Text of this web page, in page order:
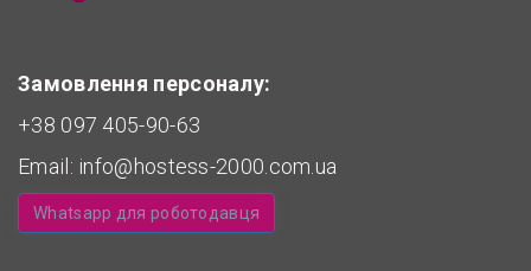
Замовлення персоналу:
+38 097 405-90-63
Email: info@hostess-2000.com.ua
Whatsapp для роботодавця